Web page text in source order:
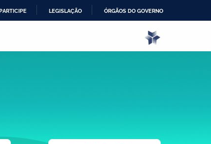
LEGISLAÇÃO ÓRGÃOS DO GOVERNO